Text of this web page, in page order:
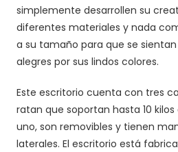
simplemente desarrollen su
diferentes materiales y nada
a su tamaño para que se
alegres por sus lindos colores.
Este escritorio cuenta con tres
ratan que soportan hasta 10
uno, son removibles y tienen
laterales. El escritorio está